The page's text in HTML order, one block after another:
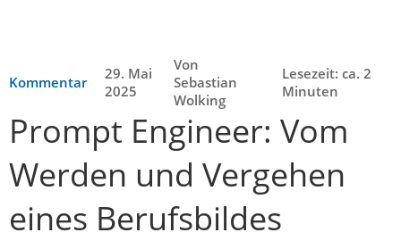
Kommentar
29. Mai
2025
Von
Sebastian
Wolking
Lesezeit: ca. 2
Minuten
Prompt Engineer: Vom
Werden und Vergehen
eines Berufsbildes